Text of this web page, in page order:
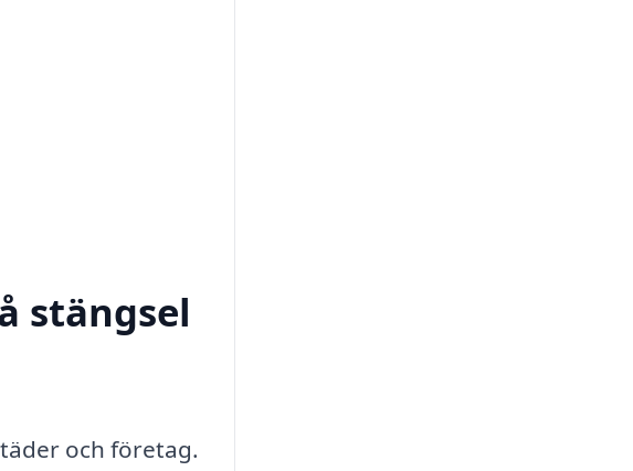
stängsel
och företag.